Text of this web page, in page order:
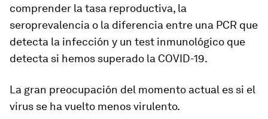
comprender la tasa reproductiva, la
seroprevalencia o la diferencia entre una PCR que
detecta la infección y un test inmunológico que
detecta si hemos superado la COVID-19.
La gran preocupación del momento actual es si el
virus se ha vuelto menos virulento.